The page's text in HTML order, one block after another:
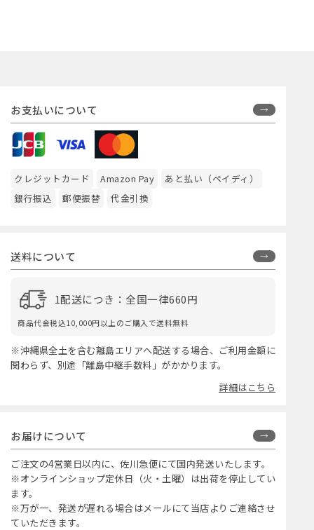
お支払いについて
クレジットカード Amazon Pay
あと払い（ペイディ）
銀行振込
郵便振替 代金引換
送料について
1配送につき：全国一律660円
商品代金税込10,000円以上のご購入で送料無料
※沖縄県全土を含む離島エリアへ配送する場合、ご利用金額に
関わらず、別途「離島中継手数料」がかかります。
詳細はこちら
お届けについて
ご注文の4営業日以内に、佐川急便にて国内発送いたします。
※オンラインショップ定休日（火・土曜）は出荷を停止してい
ます。
※万が一、発送が遅れる場合はメールにて当店よりご連絡させ
ていただきます。